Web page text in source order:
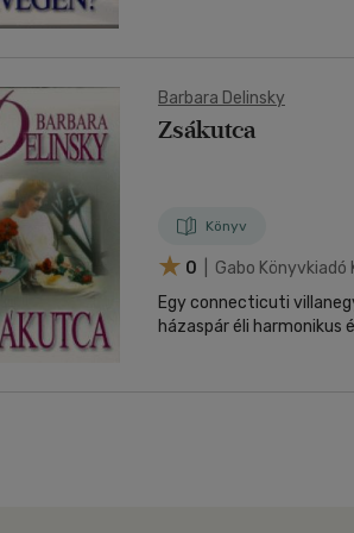
Barbara Delinsky
Zsákutca
Könyv
0
| Gabo
Egy connecticuti
házaspár éli harmonikus